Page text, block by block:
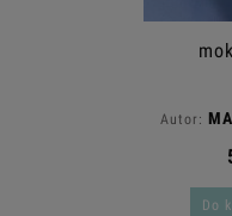
Autor:
Do